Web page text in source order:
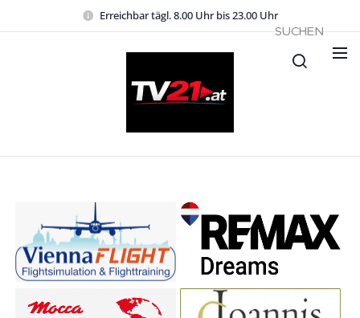
Erreichbar tägl. 8.00 Uhr bis 23.00 Uhr
SUCHEN